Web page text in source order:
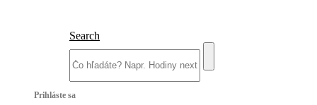
Search
Prihláste sa